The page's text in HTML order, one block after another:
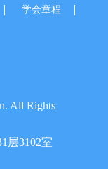
学会章程
All Rights
层3102室